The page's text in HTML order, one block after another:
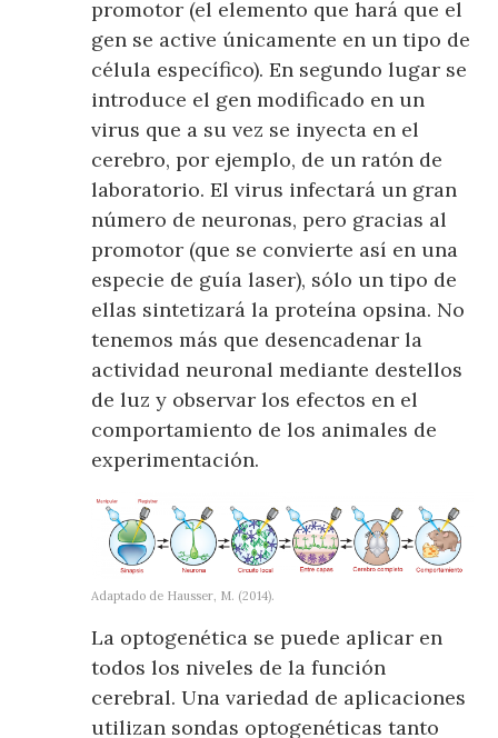
promotor (el elemento que hará que el
gen se active únicamente en un tipo de
célula específico). En segundo lugar se
introduce el gen modificado en un
virus que a su vez se inyecta en el
cerebro, por ejemplo, de un ratón de
laboratorio. El virus infectará un gran
número de neuronas, pero gracias al
promotor (que se convierte así en una
especie de guía laser), sólo un tipo de
ellas sintetizará la proteína opsina. No
tenemos más que desencadenar la
actividad neuronal mediante destellos
de luz y observar los efectos en el
comportamiento de los animales de
experimentación.
Adaptado de Hausser, M. (2014).
La optogenética se puede aplicar en
todos los niveles de la función
cerebral. Una variedad de aplicaciones
utilizan sondas optogenéticas tanto